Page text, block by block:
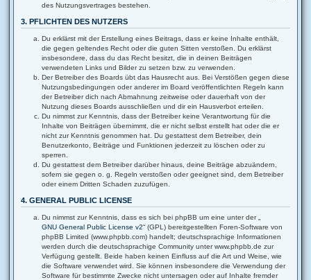
des Nutzungsvertrages bestehen.
3. PFLICHTEN DES NUTZERS
Du erklärst mit der Erstellung eines Beitrags, dass er keine Inhalte enthält,
die gegen geltendes Recht oder die guten Sitten verstoßen. Du erklärst
insbesondere, dass du das Recht besitzt, die in deinen Beiträgen
verwendeten Links und Bilder zu setzen bzw. zu verwenden.
Der Betreiber des Boards übt das Hausrecht aus. Bei Verstößen gegen diese
Nutzungsbedingungen oder anderer im Board veröffentlichten Regeln kann
der Betreiber dich nach Abmahnung zeitweise oder dauerhaft von der
Nutzung dieses Boards ausschließen und dir ein Hausverbot erteilen.
Du nimmst zur Kenntnis, dass der Betreiber keine Verantwortung für die
Inhalte von Beiträgen übernimmt, die er nicht selbst erstellt hat oder die er
nicht zur Kenntnis genommen hat. Du gestattest dem Betreiber, dein
Benutzerkonto, Beiträge und Funktionen jederzeit zu löschen oder zu
sperren.
Du gestattest dem Betreiber darüber hinaus, deine Beiträge abzuändern,
sofern sie gegen o. g. Regeln verstoßen oder geeignet sind, dem Betreiber
oder einem Dritten Schaden zuzufügen.
4. GENERAL PUBLIC LICENSE
Du nimmst zur Kenntnis, dass es sich bei phpBB um eine unter der „
GNU General Public License v2“ (GPL) bereitgestellten Foren-Software von
phpBB Limited (www.phpbb.com) handelt; deutschsprachige Informationen
werden durch die deutschsprachige Community unter www.phpbb.de zur
Verfügung gestellt. Beide haben keinen Einfluss auf die Art und Weise, wie
die Software verwendet wird. Sie können insbesondere die Verwendung der
Software für bestimmte Zwecke nicht untersagen oder auf Inhalte fremder